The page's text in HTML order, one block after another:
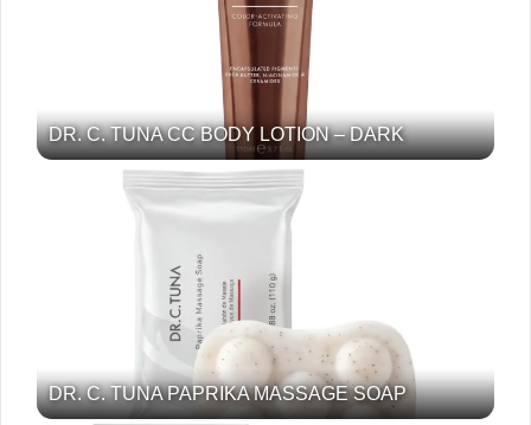
DR. C. TUNA CC BODY LOTION – DARK
DR. C. TUNA PAPRIKA MASSAGE SOAP